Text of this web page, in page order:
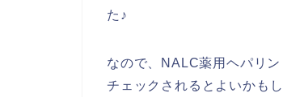
た♪
なので、NALC薬用ヘパリ
チェックされるとよいかもし